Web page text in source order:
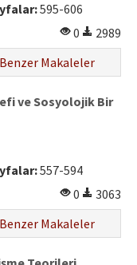
595-606
0
2989
Benzer Makaleler
ve Sosyolojik Bir
557-594
0
3063
Benzer Makaleler